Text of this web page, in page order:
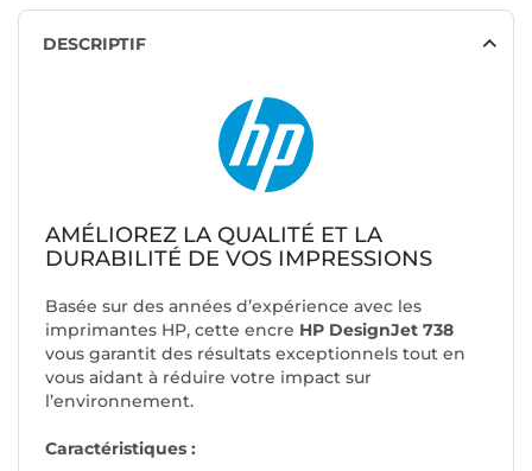
DESCRIPTIF
AMÉLIOREZ LA QUALITÉ ET LA
DURABILITÉ DE VOS IMPRESSIONS
Basée sur des années d’expérience avec les
imprimantes HP, cette encre HP DesignJet 738
vous garantit des résultats exceptionnels tout en
vous aidant à réduire votre impact sur
l’environnement.
Caractéristiques :